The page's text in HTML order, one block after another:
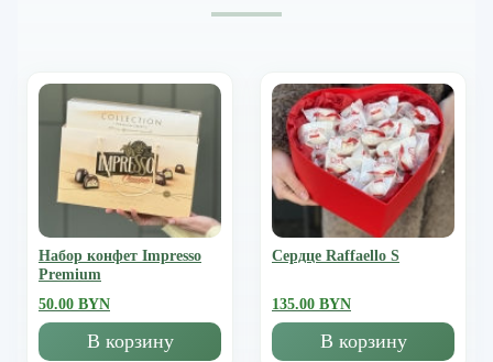
Набор конфет Impresso
Premium
50.00 BYN
В корзину
Сердце Raffaello S
135.00 BYN
В корзину